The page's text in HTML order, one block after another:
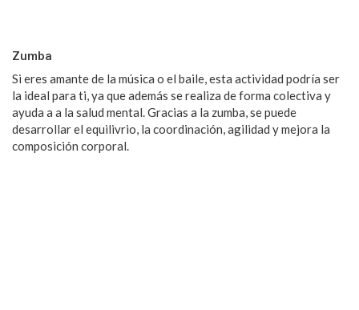
Zumba
Si eres amante de la música o el baile, esta actividad podría ser
la ideal para ti, ya que además se realiza de forma colectiva y
ayuda a a la salud mental. Gracias a la zumba, se puede
desarrollar el equilivrio, la coordinación, agilidad y mejora la
composición corporal.